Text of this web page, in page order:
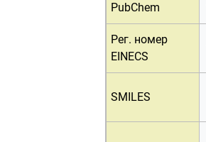
PubChem
Рег. номер
EINECS
SMILES